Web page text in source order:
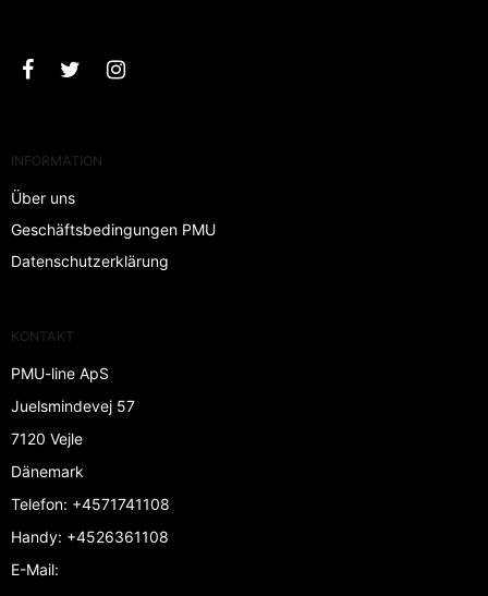
INFORMATION
Über uns
Geschäftsbedingungen PMU
Datenschutzerklärung
KONTAKT
PMU-line ApS
Juelsmindevej 57
7120 Vejle
Dänemark
Telefon: +4571741108
Handy: +4526361108
E-Mail: